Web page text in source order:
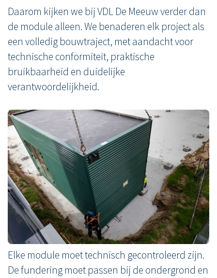
Daarom kijken we bij VDL De Meeuw verder dan
de module alleen. We benaderen elk project als
een volledig bouwtraject, met aandacht voor
technische conformiteit, praktische
bruikbaarheid en duidelijke
verantwoordelijkheid.
Kwaliteit begint vóór de plaatsing
Een goed modulair gebouw ontstaat niet
pas op de werf. De kwaliteit zit in elke
stap: van productie en voorbereiding tot
transport, plaatsing, technische
afwerking en opvolging na oplevering.
Elke module moet technisch gecontroleerd zijn.
De fundering moet passen bij de ondergrond en